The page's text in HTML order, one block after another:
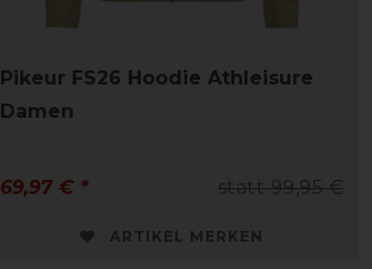
Pikeur FS26 Hoodie Athleisure
Damen
statt 99,95 €
69,97 € *
ARTIKEL MERKEN